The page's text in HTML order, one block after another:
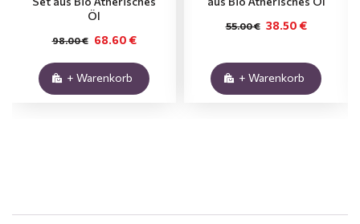
Öl
68.60 €
98.00 €
+ Warenkorb
38.50 €
55.00 €
+ Warenkorb